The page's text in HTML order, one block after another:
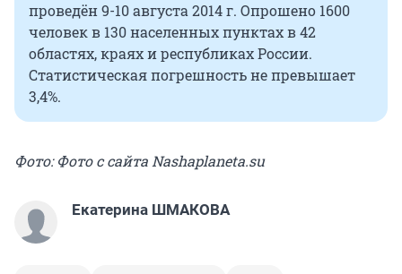
проведён 9-10 августа 2014 г. Опрошено 1600
человек в 130 населенных пунктах в 42
областях, краях и республиках России.
Статистическая погрешность не превышает
3,4%.
Фото: Фото с сайта Nashaplaneta.su
Екатерина ШМАКОВА